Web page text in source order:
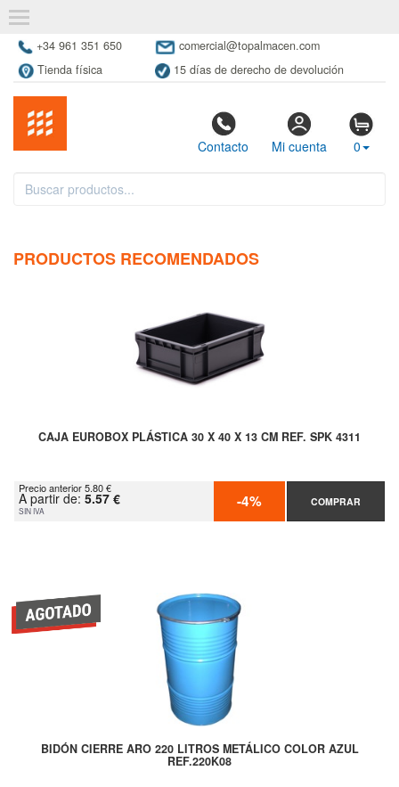
+34 961 351 650
comercial@topalmacen.com
Tienda física
15 días de derecho de devolución
Contacto Mi cuenta 0
PRODUCTOS RECOMENDADOS
CAJA EUROBOX PLÁSTICA 30 X 40 X 13 CM REF. SPK 4311
Precio anterior 5.80 €
A partir de: 5.57 €
SIN IVA -4% COMPRAR
BIDÓN CIERRE ARO 220 LITROS METÁLICO COLOR AZUL
REF.220K08